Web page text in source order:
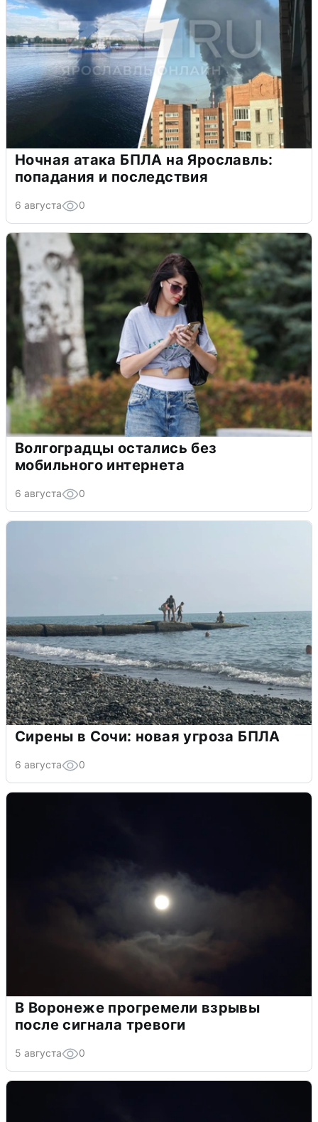
Ночная атака БПЛА на Ярославль:
попадания и последствия
6 августа 0
Волгоградцы остались без
мобильного интернета
6 августа 0
Сирены в Сочи: новая угроза БПЛА
6 августа 0
В Воронеже прогремели взрывы
после сигнала тревоги
5 августа 0